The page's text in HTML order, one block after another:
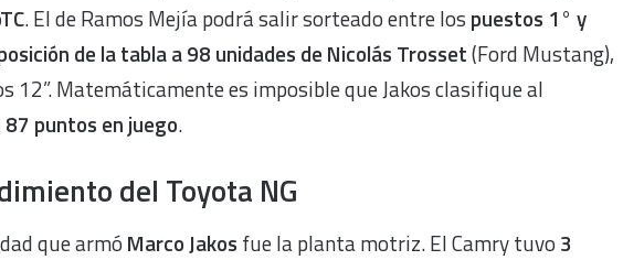
.El de Ramos Mejía podrá salir sorteado entre los puestos 1° y
de la tabla a 98 unidades de Nicolás Trosset(Ford Mustang),
12”. Matemáticamente es imposible que Jakos clasifique al
87 puntos en juego.
del Toyota NG
que armó Marco Jakos fue la planta motriz. El Camry tuvo 3